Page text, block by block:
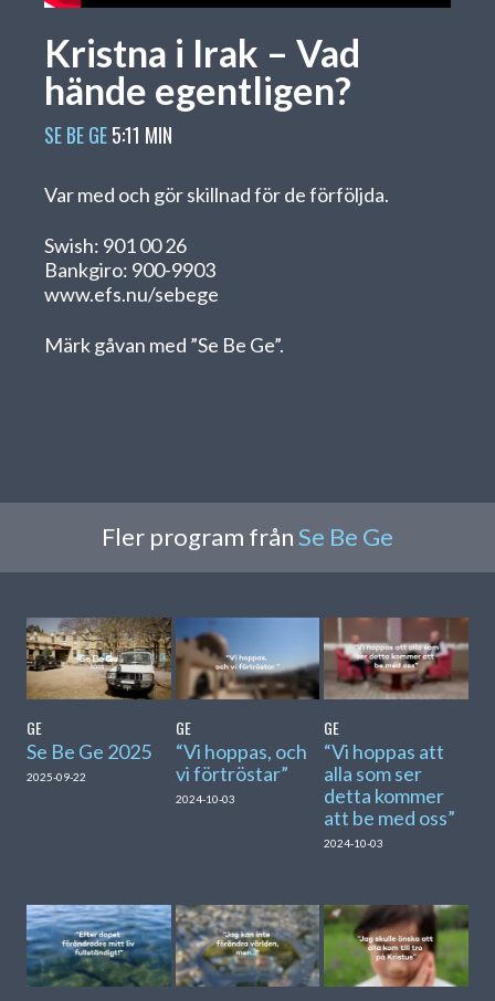
Kristna i Irak – Vad
hände egentligen?
SE BE GE5:11 MIN
Var med och gör skillnad för de förföljda.
Swish: 901 00 26
Bankgiro: 900-9903
www.efs.nu/sebege
Märk gåvan med ”Se Be Ge”.
Fler program frånSe Be Ge
GE
Se Be Ge 2025
2025-09-22
GE
“Vi hoppas, och
vi förtröstar”
2024-10-03
GE
“Vi hoppas att
alla som ser
detta kommer
att be med oss”
2024-10-03